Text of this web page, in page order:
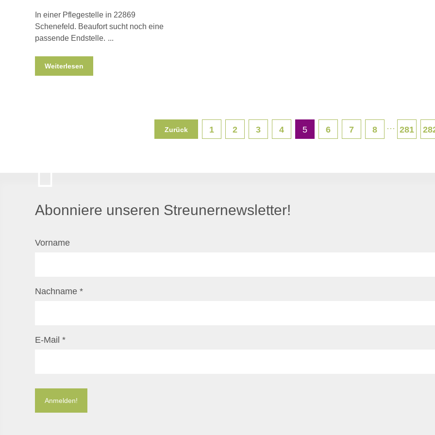
In einer Pflegestelle in 22869
Schenefeld. Beaufort sucht noch eine
passende Endstelle.
Weiterlesen
Zurück 1 2 3 4 5 6 7 8 ··· 281
Abonniere unseren Streunernewsletter!
Vorname
Nachname *
E-Mail *